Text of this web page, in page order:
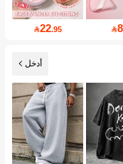
8
22.95
أدخل